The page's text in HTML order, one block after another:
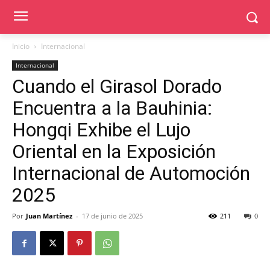
Inicio Internacional
Internacional
Cuando el Girasol Dorado
Encuentra a la Bauhinia:
Hongqi Exhibe el Lujo
Oriental en la Exposición
Internacional de Automoción
2025
Por Juan Martínez - 17 de junio de 2025 0
211